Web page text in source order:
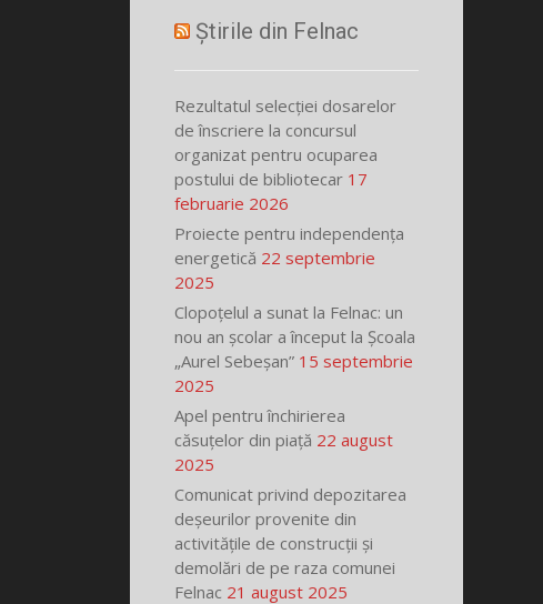
Știrile din Felnac
Rezultatul selecției dosarelor
de înscriere la concursul
organizat pentru ocuparea
postului de bibliotecar 17
februarie 2026
Proiecte pentru independența
energetică 22 septembrie
2025
Clopoțelul a sunat la Felnac: un
nou an școlar a început la Școala
„Aurel Sebeșan” 15 septembrie
2025
Apel pentru închirierea
căsuțelor din piață 22 august
2025
Comunicat privind depozitarea
deșeurilor provenite din
activitățile de construcții și
demolări de pe raza comunei
Felnac 21 august 2025